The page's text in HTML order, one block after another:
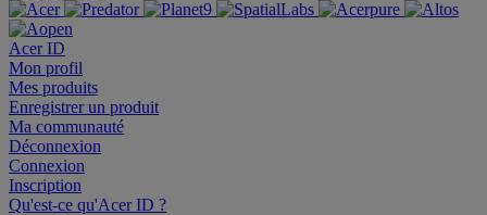
Acer ID
Mon profil
Mes produits
Enregistrer un produit
Ma communauté
Déconnexion
Connexion
Inscription
Qu'est-ce qu'Acer ID ?